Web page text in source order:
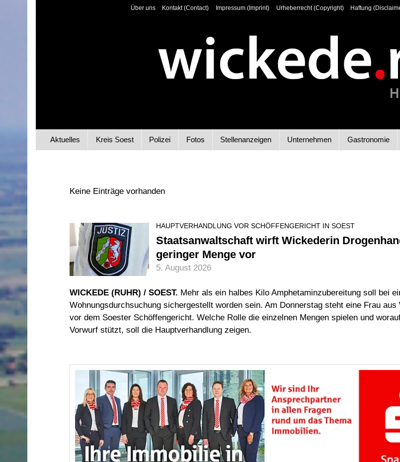
Über uns Kontakt (Contact) Impressum (Imprint) Urheberrecht (Copyright) Haftung
Aktuelles Kreis Soest Polizei Fotos Stellenanzeigen Unternehmen Gastronomie
Keine Einträge vorhanden
HAUPTVERHANDLUNG VOR SCHÖFFENGERICHT IN SOEST
Staatsanwaltschaft wirft Wickederin
geringer Menge vor
5. August 2026
WICKEDE (RUHR) / SOEST. Mehr als ein halbes Kilo Amphetaminzubereitung soll bei
Wohnungsdurchsuchung sichergestellt worden sein. Am Donnerstag steht eine Frau aus
vor dem Soester Schöffengericht. Welche Rolle die einzelnen Mengen spielen und
Vorwurf stützt, soll die Hauptverhandlung zeigen.